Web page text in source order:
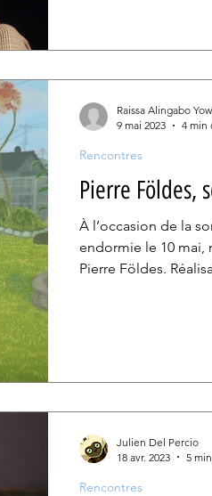
projections de leurs
Pierre Földes,
À l’occasion de la
endormie le 10 mai,
Pierre Földes.
Rencontres
Raissa Alingabo
9 mai 2023
4 min
Rencontres
Julien Del Percio
18 avr. 2023
5